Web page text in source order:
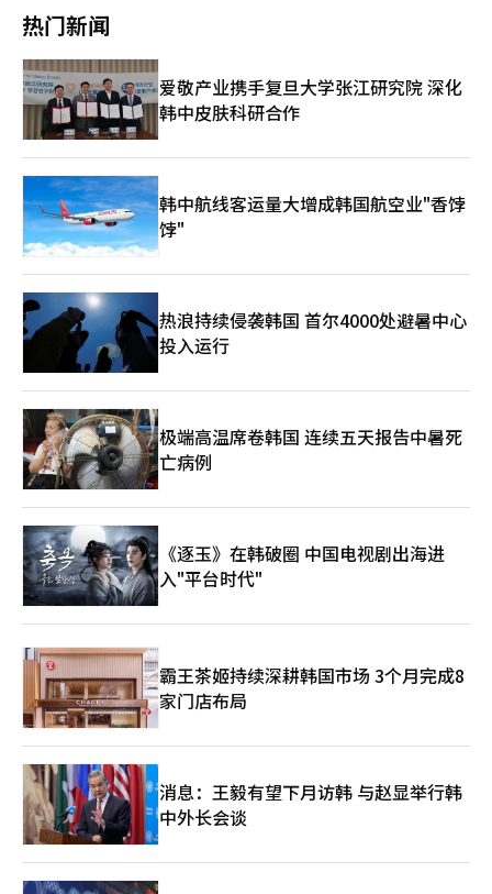
出差者忍受不便。建议放弃市中心酒店，选择高速公路出入口附近
的路边酒店或集装箱酒店，或者在首都圈扩大选择范围至立川、千
叶县船桥市、市川市等郊区城市。 最根本的解决方案是企业将住
宿费用上限提高到上涨的酒店费用水平。然而，能够在酒店费用上
涨时立即调整出差费用标准的企业并不多。因为一旦提高的上限就
像工资一样，难以再次降低。 因此，越来越多的企业选择管理出
差，而不是增加费用。通过公开各部门交通费、住宿费的最低、平
均和最高金额，促使员工在平均水平上支出，或者干脆将面对面会
议改为远程会议。生活用品公司尤尼查在今年6月宣布将国内外出
差减少一半，以节省数亿日元的费用。 日本企业的国内出差制度
长期以来是基于低且稳定的物价设计的。当公司设定的住宿费用无
法在市中心商务酒店找到合适的住宿时，超出部分则转嫁给员工自
减少出差的选择。东京出差者从胶囊酒店开始搜索的现象，不仅是
简单的住宿困难，更是由于通货膨胀和访日游客激增导致的“便宜
日本”消失，从而动摇了以此为基础的出差惯例。※ 本报道经人
工智能（AI）系统翻译与编辑。
们遗弃的垃圾与湿气交织，散发出难以忍受的恶臭，让人无法继续
前行。 在狭窄的巷道中，我们发现了一个厕所。紧闭的木门后，
没有正规的马桶，而是改装成坐便器的椅子。 在没有任何解释的
情况下，这个物件已经向我们展示了九龙村的许多事情，基础设施
的模样是如此不堪。远处，我们看到一条足以让车辆通行的碎石
路，我们在与蚊虫搏斗中，艰难地穿过长满膝高杂草的路。 沿着
这条路走了一段时间，出现了看似是火灾受害者的避难所的帐篷，
生火灾的现场。对于在一间不足一平米的房间里生活的人们来说，
突如其来的大火吞噬了他们多年来积累的一切。那块防水布是那一
瞬间的证据，也是他们拼命守护的一切的最后痕迹。 越过防水
布，我们又走了一段路，看到一栋被烧黑的房子吸引了我们的注
意。倒塌的墙壁后，未能取出的书籍被烧焦，黑乎乎的家电和卡带
也在其中。它们都在等待着再也无法归来的主人。 灾难每次只是
暂时将这个村庄带回晚间新闻。世界的关注一旦消退，烧毁的房屋
便依旧留在原地。居民们对火灾的讨论显得十分平静，房屋紧密相
连，街道狭窄，建筑材料易燃，没人相信能完全阻止下一次火灾的
发生。 我们再次穿过杂草，走向更高的地方，发现了一栋被铁丝
围住、用苔藓覆盖的房子。这里留下了人们长期以来拼搏的痕迹。
在一堆垃圾中，我们看到居民们为冬天准备的煤炭和旁边已经烧
尽、长满青苔的煤灰。这是为了再次度过即将到来的冬天的准备。
穿过小小的蜘蛛和蚊虫，我们到达了一个地方，最清晰地展示了九
龙村的现状。一侧是让人怀疑是否有人居住的景象，另一侧则是市
早定居的1地块。 透过破碎的窗户，可以看到那些因迁移而未能带
走的生活用品，曾经热闹的美容院连门都不再完整。在这一切之
间，始终出现的还有横幅。这是这里的人们为了自己认为的权利而
依然在激烈斗争的证据。尽管不知道开发何时、以何种方式到来，
但他们依然在忍耐着今天。 经过两三天的反复探访，居民们对我
们的态度逐渐缓和。起初，他们连眼神都不愿交汇，而现在，他们
开始主动打招呼或简短交谈。 因此，我们也有机会遇到进入村庄
的杂货车。车上装满了生活必需品、鞋子、衣服、扇子和火柴，真
是应有尽有。一位居民在车上买了老鼠药，表示现在的老鼠药效果
不好，想要以前用的那种。 周围聚集了一些我们无论如何都找不
到的居民，他们坐在一起，查看车上装载的物品。稍微转过头，看
到了一家小超市，出售着与城市中其他超市无异的食品、零食和饮
料。店里坐着一位年长的奶奶，静静地迎接我们走进这家没有开灯
的昏暗商店。 夜幕降临，另一种阴郁的气氛降临。几盏稀少的路
灯勉强照亮道路，远处一座建筑吸引了我们的目光，那是一座闪耀
的十字架。 仿佛被吸引般，我们忘记了被蚊子叮咬，朝着那光亮
小区的璀璨灯光，另一侧则是几盏路灯勉强驱散黑暗的九龙村。我
山-梁山-釜山的区域铁路已于2025年7月通过了可行性研究，东南
的BuTX与TRX将进一步增加。在同一东南地区内，线路、预算与
优先级可能会发生冲突。三个区域的合作与竞争将决定东南地区大
都市铁路网的未来。 ‘不花税’的地下化，真正的房地产项目从
现在开始 地下化的情况也是如此。根据2024年实施的《铁路地下
化综合开发特别法》，2025年2月选定了釜山、大田、安山作为首
批示范项目。然而，地下化综合计划尚未公布。如果首尔、仁川、
天安等多个当选者承诺的新增区段要顺利推进，综合计划的纳入是
第一道关卡。在下一个任期内，市民能够感受到的变化可能不
是‘开工’，而是‘计划确认’。首批示范项目的开工目标甚至定
在2030年。 SOC承诺的真正面目在于此。六位当选者承诺的铁路
地下化项目结构如下：铁路用地出资→项目实施者发行债券筹集工
程费用→地下化与上部土地开发→上部高密度开发→用开发收益偿
还债券。并非用税收来建设，而是通过上部建筑与商铺的销售与租
赁收益来支付费用。根据首尔市的估算，项目费用为25.6万亿韩
元，上部开发收益为31万亿韩元。开发收益是项目费用的121%。
发收益的估算是项目可行性的核心变量。‘不花税’的说法意味着
财政负担较小，而并非费用消失。房地产市场必须填补这些费用。
当选者需要决定的是上部开发的容积率、用途区域的变更以及项目
实施者的出资结构。 新机场的本质也是如此。庆尚北道的李哲宇
知事的TK新机场，大邱市长当选者的机场后续开发，光州机场迁
移，世万金机场，釜山的伽德新机场，表面上都是交通基础设施，
但从房地产的角度来看，核心在于后续开发与配套区域的开发。如
何利用新机场迁移后的土地是一个重要课题。 供应枯竭，未售房
源堆积，投入速度与规模决定成败 当选者面临的住房市场正处于
两极分化的中心。根据国土交通部2026年4月的住房统计数据，1
45.9%。如果许可减少，2至3年后入住将枯竭。竣工数量已经减少
了一半。同时，截至4月底，未售房源为65179套，其中地方占
47881套，达到73%；已竣工但未售的未售房源中，地方占25166
套，达到85.3%。更为关键的信号是，4月份一个月内，首都圈的
房源枯竭，而地方的空房堆积，市场两极化现象愈发严重。 在这
个市场中，新市政与省政的首要任务非常明确。首都圈如何阻止许
可与开工的悬崖，地方如何解决堆积的未售房源。这两个问题的解
决方案并不相同。首都圈需要加快整治项目的许可处理速度、分配
价格的监管以及城市整治型项目的活跃，这是短期内的应对措施。
朴赞大当选的仁川市长承诺了营地市场的综合开发与东仁川行政中
心开发等市中心项目，而秋美爱当选的京畿道知事的GTX与新城市
餐和户外跳蚤市场，三陟提供儿童塔罗体验和广场表演，南海则有
柚子蜡烛课程和海景瑜伽。海云度假村则专注于“代际共鸣”，5
月2日在广场举办“雏鸡运动会”，包括箭头冰壶、家庭接力赛等
活动。5月3日至5日的儿童节假期，度假村将变成大型节庆场地，
提供儿童乐园、复古音乐会等多样表演。锦湖度假村利用水上乐
园、高尔夫球场和游艇等设施举办独特活动。锦湖华顺温泉度假村
在5月9日和10日举办儿童游泳比赛和“背娃大作战”等迷你奥运
会。济州度假村则提供“快乐泡泡日”活动。锦湖雪岳度假村在蔚
山岩背景下举办“第四届雪岳高尔夫家庭赛”，提供度假村住宿
券。统营码头度假村每周末在日落时分举办“日落游艇浪漫表
演”。※ 本报道经人工智能（AI）系统翻译与编辑。
热门新闻
爱敬产业携手复旦大学张江研究院 深化
韩中皮肤科研合作
韩中航线客运量大增成韩国航空业"香饽
饽"
热浪持续侵袭韩国 首尔4000处避暑中心
投入运行
极端高温席卷韩国 连续五天报告中暑死
亡病例
《逐玉》在韩破圈 中国电视剧出海进
入"平台时代"
霸王茶姬持续深耕韩国市场 3个月完成8
家门店布局
消息：王毅有望下月访韩 与赵显举行韩
中外长会谈